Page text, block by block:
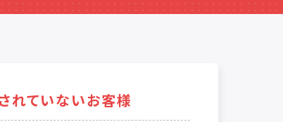
れていないお客様